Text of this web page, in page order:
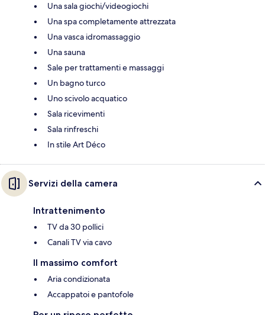
Una sala giochi/videogiochi
Una spa completamente attrezzata
Una vasca idromassaggio
Una sauna
Sale per trattamenti e massaggi
Un bagno turco
Uno scivolo acquatico
Sala ricevimenti
Sala rinfreschi
In stile Art Déco
Servizi della camera
Intrattenimento
TV da 30 pollici
Canali TV via cavo
Il massimo comfort
Aria condizionata
Accappatoi e pantofole